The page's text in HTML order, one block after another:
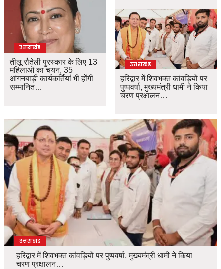
उत्तराखंड
तीलू रौतेली पुरस्कार के लिए 13
महिलाओं का चयन, 35
आंगनबाड़ी कार्यकर्तियां भी होंगी
सम्मानित…
उत्तराखंड
हरिद्वार में शिवभक्त कांवड़ियों पर
पुष्पवर्षा, मुख्यमंत्री धामी ने किया
चरण प्रक्षालन…
उत्तराखंड
हरिद्वार में शिवभक्त कांवड़ियों पर पुष्पवर्षा, मुख्यमंत्री धामी ने किया
चरण प्रक्षालन…